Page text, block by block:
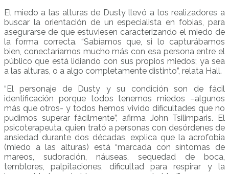
El miedo a las alturas de Dusty llevó a los realizadores a
buscar la orientación de un especialista en fobias, para
asegurarse de que estuviesen caracterizando el miedo de
la forma correcta. “Sabíamos que, si lo capturábamos
bien, conectaríamos mucho más con esa persona entre el
público que está lidiando con sus propios miedos; ya sea
a las alturas, o a algo completamente distinto”, relata Hall.
“El personaje de Dusty y su condición son de fácil
identificación porque todos tenemos miedos –algunos
más que otros- y todos hemos vivido dificultades que no
pudimos superar fácilmente”, afirma John Tsilimparis. El
psicoterapeuta, quien trató a personas con desórdenes de
ansiedad durante dos décadas, explica que la acrofobia
(miedo a las alturas) está “marcada con síntomas de
mareos, sudoración, náuseas, sequedad de boca,
temblores, palpitaciones, dificultad para respirar y la